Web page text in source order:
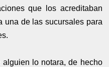
que los acreditaban
una de las sucursales para
lo notara, de hecho